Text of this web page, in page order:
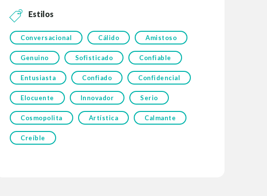
Estilos
Conversacional Cálido Amistoso
Genuino Sofisticado Confiable
Entusiasta Confiado Confidencial
Elocuente Innovador Serio
Cosmopolita Artística Calmante
Creíble